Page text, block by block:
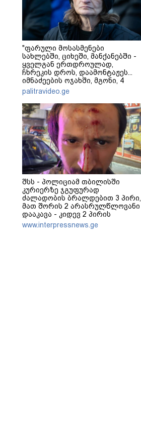
"ფარული მოსასმენები
სახლებში, ციხეში, მანქანებში -
ყველგან ერთდროულად,
ჩხრეკის დროს, დაამონტაჟეს...
იმნაძეების ოჯახში, მგონი, 4
მოსასმენი იყო..." - ეკა კუპატაძე
palitravideo.ge
შსს - პოლიციამ თბილისში
კურიერზე ჯგუფურად
ძალადობის ბრალდებით 3 პირი,
მათ შორის 2 არასრულწლოვანი
დააკავა - კიდევ 2 პირის
დაკავების მიზნით კი შესაბამისი
ღონისძიებები ტარდება
www.interpressnews.ge